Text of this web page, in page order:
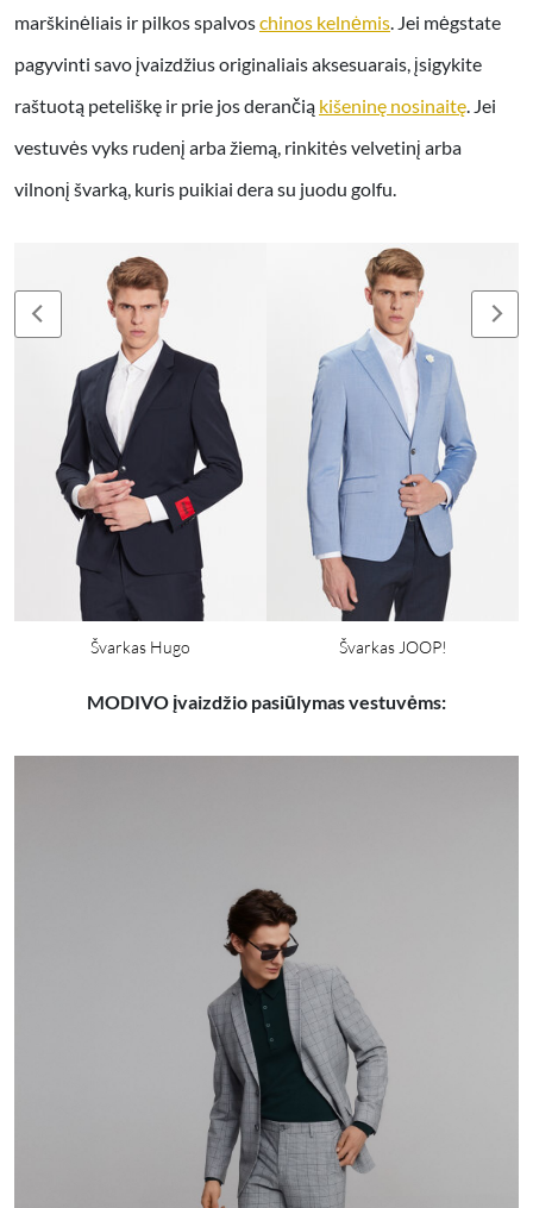
marškinėliais ir pilkos spalvoschinos kelnėmis. Jei mėgstate
pagyvinti savo įvaizdžius originaliais aksesuarais, įsigykite
raštuotą peteliškę ir prie jos derančią kišeninę nosinaitę. Jei
vestuvės vyks rudenį arba žiemą, rinkitės velvetinį arba
vilnonį švarką, kuris puikiai dera su juodu golfu.
Švarkas Hugo Švarkas JOOP!
MODIVO įvaizdžio pasiūlymas vestuvėms: